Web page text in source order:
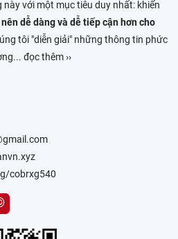
với một mục tiêu duy nhất: khiến
dễ dàng và dễ tiếp cận hơn cho
tôi "diễn giải" những thông tin phức
... đọc thêm ››
cobrxg540